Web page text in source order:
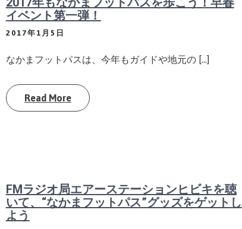
イベント第一弾！
2017年1月5日
なかまフットパスは、今年もガイドや地元の […]
Read More
FMラジオ局エアーステーションヒビキを聴
いて、“なかまフットパス”グッズをゲットし
よう